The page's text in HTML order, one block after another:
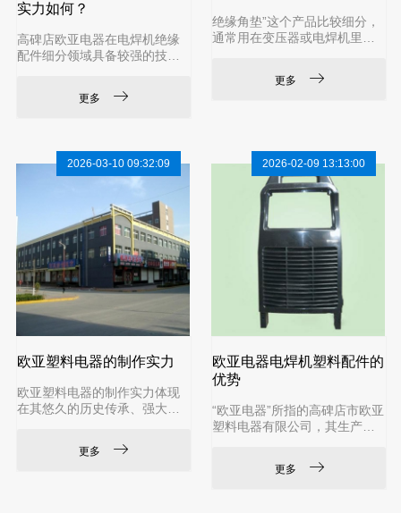
实力如何？
高碑店欧亚电器在电焊机绝缘
配件细分领域具备较强的技术
高新技术企业，研发聚焦材料
配方、精密模具与工艺优化，
业：2024 年 12 月获评（证书
GR202413002275），官方认
可技术创新能力。科技型中小
企业：持续享受研发税收优
惠，研发投入常态化。体系认
证：ISO9001（质量）、ISO1
4001（环境），产品符合欧盟
更多
绝缘角垫”这个产品比较细分，
通常用在变压器或电焊机里，
店市欧亚塑料电器有限公司 所
在地河北保定，成立时间长
模较大主要应用领域 电焊机等
电器设备；为上海林肯电气、
唐山松下等知名焊机企业供货
选型与采购建议绝缘角垫的性
能直接影响设备的安全性，选
择时除了看厂家资质，还需要
注意这几
更多
2026-03-10 09:32:09
欧亚塑料电器的制作实力
欧亚塑料电器的制作实力体现
在其悠久的历史传承、强大的
准质量体系以及与国际一线品
牌的深度合作上。该公司并非
更多
2026-02-09 13:13:00
欧亚电器电焊机塑料配件的
优势
“欧亚电器”所指的高碑店市欧亚
塑料电器有限公司，其生产的
有以下几大优势，这也是其能
成为国际知名品牌供应商的关
更多